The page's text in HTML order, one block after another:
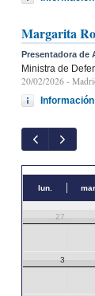
Margarita
Presentadora de
Ministra de
20/02/2026 -
lun. mar.
27
3